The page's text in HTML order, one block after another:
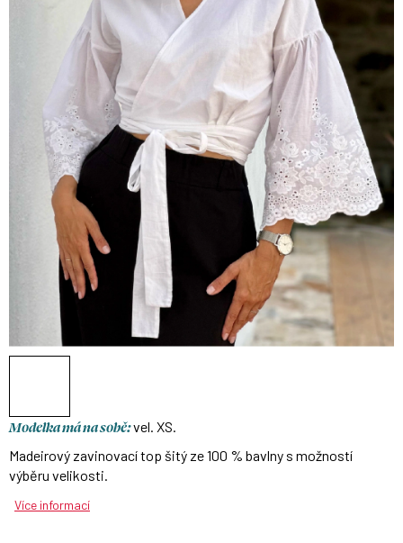
Modelka má na sobě:vel. XS.
Madeirový zavinovací top šitý ze 100 % bavlny s možností
výběru velikosti.
Více informací